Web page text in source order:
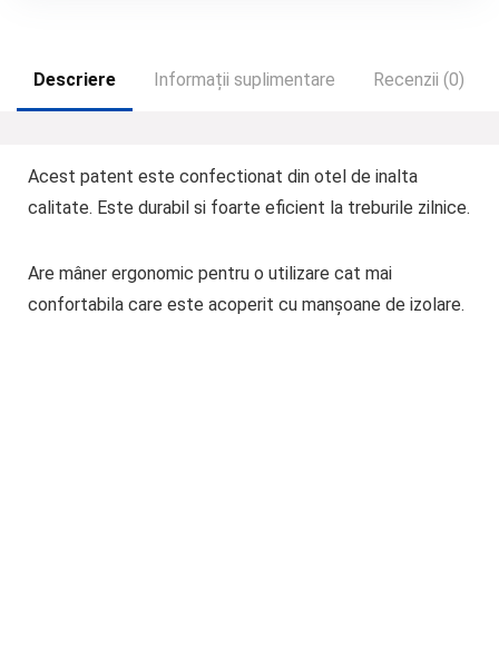
Descriere Informații suplimentare Recenzii (0)
Acest patent este confectionat din otel de inalta
calitate. Este durabil si foarte eficient la treburile zilnice.
Are mâner ergonomic pentru o utilizare cat mai
confortabila care este acoperit cu manșoane de izolare.